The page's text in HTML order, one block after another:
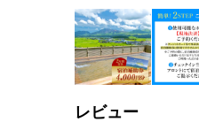
レビュー